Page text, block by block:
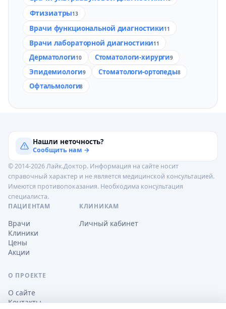
Фтизиатры13
Врачи функциональной диагностики11
Врачи лабораторной диагностики11
Дерматологи10 Стоматологи-хирурги9
Эпидемиологи9 Стоматологи-ортопеды8
Офтальмологи8
Нашли неточность?
Сообщить нам →
© 2014-2026 Лайк.Доктор. Информация на сайте носит
справочный характер и не является медицинской консультацией.
Имеются противопоказания. Необходима консультация
специалиста.
ПАЦИЕНТАМ
Врачи
Клиники
Цены
Акции
КЛИНИКАМ
Личный кабинет
О ПРОЕКТЕ
О сайте
Контакты